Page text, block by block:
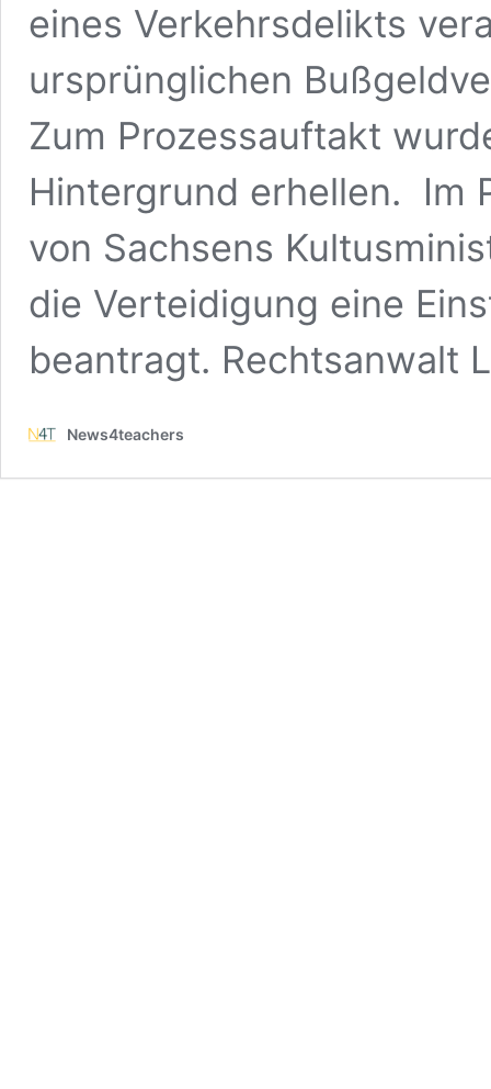
eines Verkehrsdelikts
ursprünglichen
Zum Prozessauftakt
Hintergrund erhellen. Im
von Sachsens
die Verteidigung eine
beantragt. Rechtsanwalt
News4teachers